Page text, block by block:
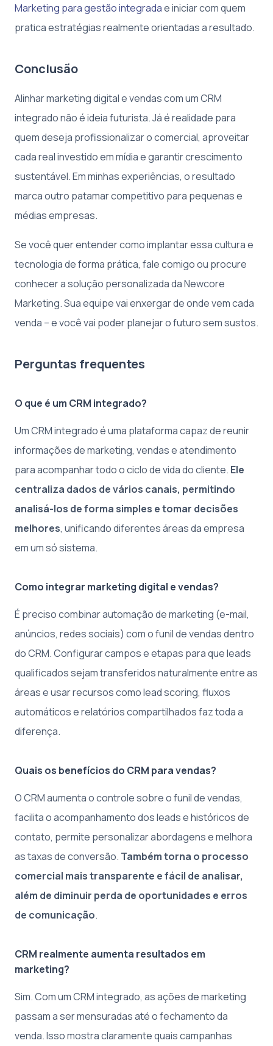
Marketing para gestão integradae iniciar com quem
pratica estratégias realmente orientadas a resultado.
Conclusão
Alinhar marketing digital e vendas com um CRM
integrado não é ideia futurista. Já é realidade para
quem deseja profissionalizar o comercial, aproveitar
cada real investido em mídia e garantir crescimento
sustentável. Em minhas experiências, o resultado
marca outro patamar competitivo para pequenas e
médias empresas.
Se você quer entender como implantar essa cultura e
tecnologia de forma prática, fale comigo ou procure
conhecer a solução personalizada da Newcore
Marketing. Sua equipe vai enxergar de onde vem cada
venda – e você vai poder planejar o futuro sem sustos.
Perguntas frequentes
O que é um CRM integrado?
Um CRM integrado é uma plataforma capaz de reunir
informações de marketing, vendas e atendimento
para acompanhar todo o ciclo de vida do cliente. Ele
centraliza dados de vários canais, permitindo
analisá-los de forma simples e tomar decisões
melhores, unificando diferentes áreas da empresa
em um só sistema.
Como integrar marketing digital e vendas?
É preciso combinar automação de marketing (e-mail,
anúncios, redes sociais) com o funil de vendas dentro
do CRM. Configurar campos e etapas para que leads
qualificados sejam transferidos naturalmente entre as
áreas e usar recursos como lead scoring, fluxos
automáticos e relatórios compartilhados faz toda a
diferença.
Quais os benefícios do CRM para vendas?
O CRM aumenta o controle sobre o funil de vendas,
facilita o acompanhamento dos leads e históricos de
contato, permite personalizar abordagens e melhora
as taxas de conversão. Também torna o processo
comercial mais transparente e fácil de analisar,
além de diminuir perda de oportunidades e erros
de comunicação.
CRM realmente aumenta resultados em
marketing?
Sim. Com um CRM integrado, as ações de marketing
passam a ser mensuradas até o fechamento da
venda. Isso mostra claramente quais campanhas